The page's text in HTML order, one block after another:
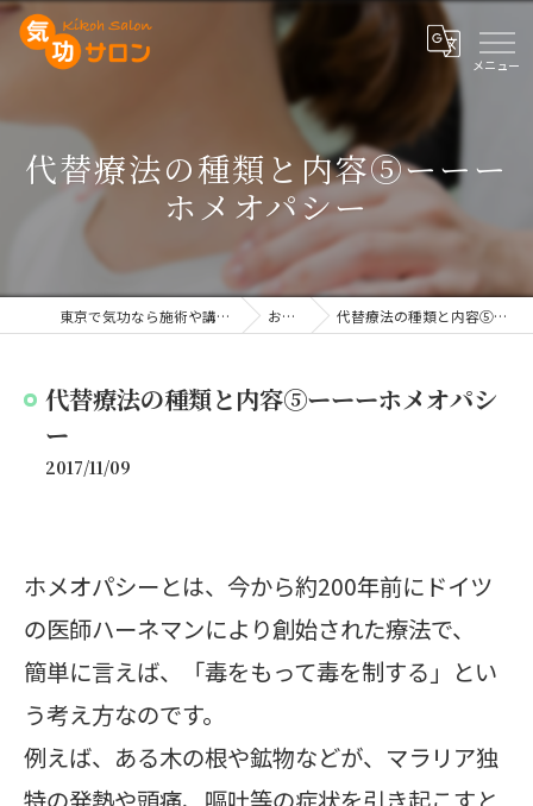
代替療法の種類と内容⑤ーーー
ホメオパシー
東京で気功なら施術や講座を行う気功サロン お知らせ 代替療法の種類と内容⑤ーーーホメオパシー
代替療法の種類と内容⑤ーーーホメオパシ
ー
2017/11/09
ホメオパシーとは、今から約200年前にドイツ
の医師ハーネマンにより創始された療法で、
簡単に言えば、「毒をもって毒を制する」とい
う考え方なのです。
例えば、ある木の根や鉱物などが、マラリア独